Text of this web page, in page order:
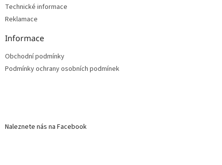
Technické informace
Reklamace
Informace
Obchodní podmínky
Podmínky ochrany osobních podmínek
Naleznete nás na Facebook